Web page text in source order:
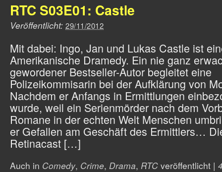
RTC S03E01: Castle
Veröffentlicht: 29/11/2012
Mit dabei: Ingo, Jan und Lukas Castle ist
Amerikanische Dramedy. Ein nie ganz
gewordener Bestseller-Autor begleitet eine
Polizeikommisarin bei der Aufklärung von
Nachdem er Anfangs in Ermittlungen
wurde, weil ein Serienmörder nach dem
Romane in der echten Welt Menschen
er Gefallen am Geschäft des Ermittlers…
Retinacast […]
Auch in Comedy, Crime, Drama, RTC veröffentlicht |